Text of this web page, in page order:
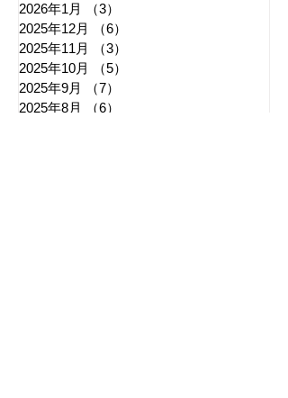
2026年1月
（3）
2025年12月
（6）
2025年11月
（3）
2025年10月
（5）
2025年9月
（7）
2025年8月
（6）